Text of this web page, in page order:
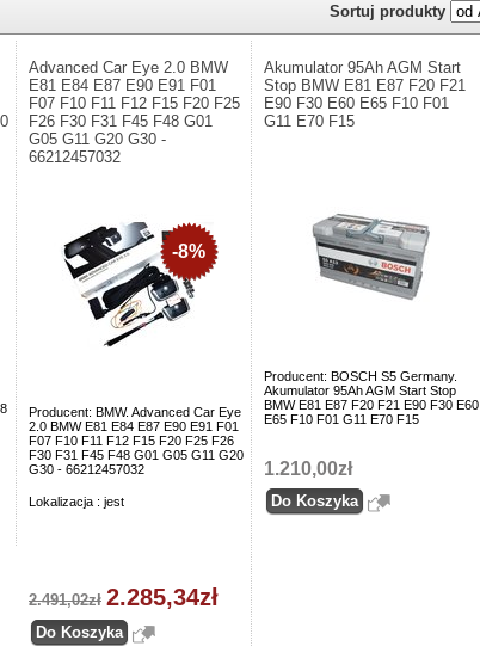
Sortuj produkty
Advanced Car Eye 2.0 BMW
E81 E84 E87 E90 E91 F01
F07 F10 F11 F12 F15 F20 F25
F26 F30 F31 F45 F48 G01
G05 G11 G20 G30 -
66212457032
Producent: BMW. Advanced Car Eye
2.0 BMW E81 E84 E87 E90 E91 F01
F07 F10 F11 F12 F15 F20 F25 F26
F30 F31 F45 F48 G01 G05 G11 G20
G30 - 66212457032
Lokalizacja : jest
-8%
2.491,02zł 2.285,34zł
Akumulator 95Ah AGM Start
Stop BMW E81 E87 F20 F21
E90 F30 E60 E65 F10 F01
G11 E70 F15
Producent: BOSCH S5 Germany.
Akumulator 95Ah AGM Start Stop
BMW E81 E87 F20 F21 E90 F30 E60
E65 F10 F01 G11 E70 F15
1.210,00zł